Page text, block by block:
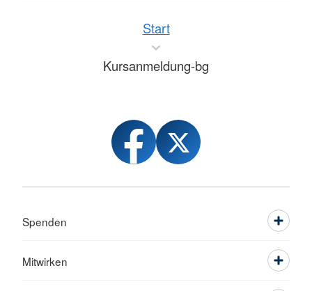
Start
Kursanmeldung-bg
Spenden
Mitwirken